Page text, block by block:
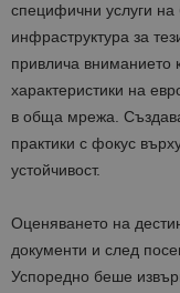
специфични услуги
инфраструктура за
привлича вниманието
характеристики на
в обща мрежа.
практики с фокус
устойчивост.
Оценяването на
документи и след
Успоредно беше